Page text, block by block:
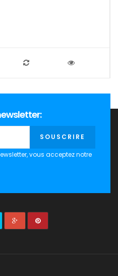
SOUSCRIRE
vous acceptez notre